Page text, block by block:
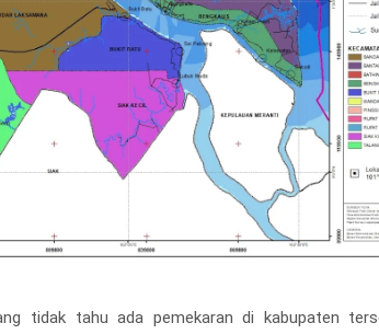
tidak tahu ada pemekaran di kabupaten